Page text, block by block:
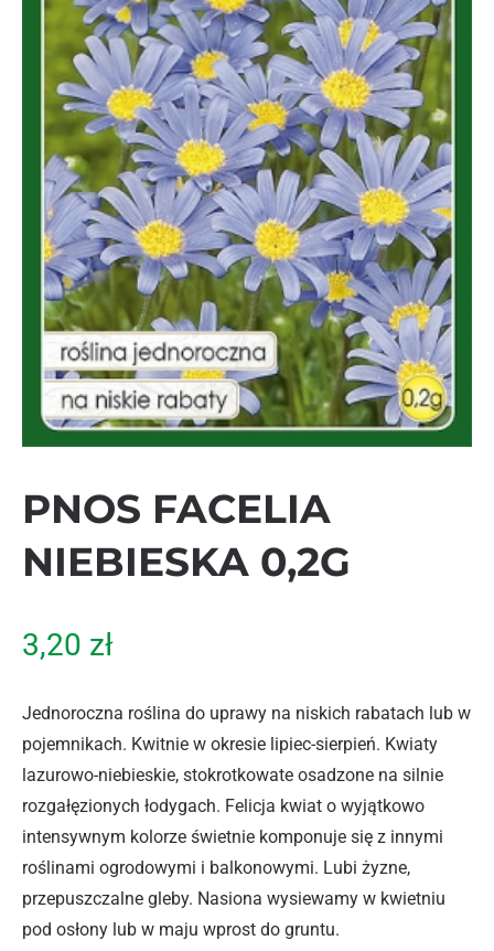
PNOS FACELIA
NIEBIESKA 0,2G
3,20 zł
Jednoroczna roślina do uprawy na niskich rabatach lub w
pojemnikach. Kwitnie w okresie lipiec-sierpień. Kwiaty
lazurowo-niebieskie, stokrotkowate osadzone na silnie
rozgałęzionych łodygach. Felicja kwiat o wyjątkowo
intensywnym kolorze świetnie komponuje się z innymi
roślinami ogrodowymi i balkonowymi. Lubi żyzne,
przepuszczalne gleby. Nasiona wysiewamy w kwietniu
pod osłony lub w maju wprost do gruntu.